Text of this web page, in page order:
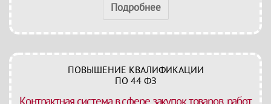
Подробнее
ПОВЫШЕНИЕ КВАЛИФИКАЦИИ
ПО 44 ФЗ
Контрактная система в сфере закупок товаров, работ